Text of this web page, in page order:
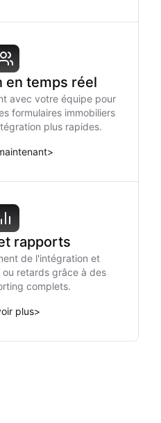
en temps réel
avec votre équipe pour
formulaires immobiliers
plus rapides.
>
rapports
de l'intégration et
retards grâce à des
complets.
plus>